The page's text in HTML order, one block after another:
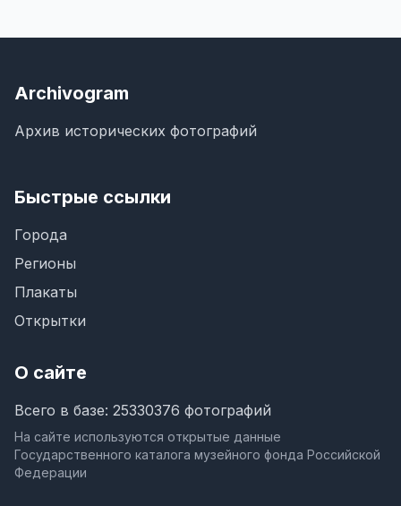
Archivogram
Архив исторических фотографий
Быстрые ссылки
Города
Регионы
Плакаты
Открытки
О сайте
Всего в базе: 25330376 фотографий
На сайте используются открытые данные
Государственного каталога музейного фонда Российской
Федерации